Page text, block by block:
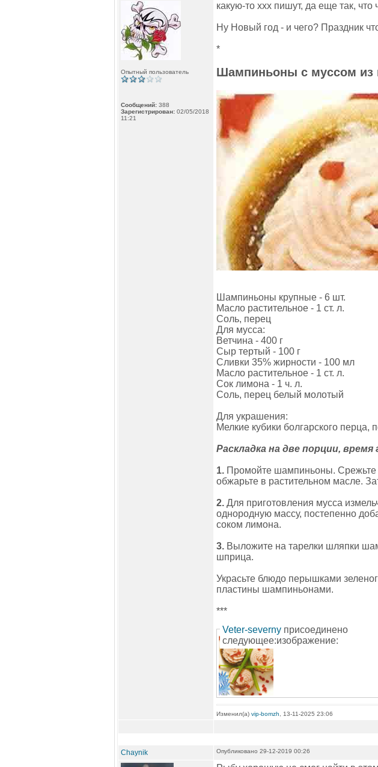
Опытный пользователь
Сообщений: 388
Зарегистрирован: 02/05/2018
11:21
какую-то ххх пишут, да еще так, что
Ну Новый год - и чего? Праздник
*
Шампиньоны с муссом из
Шампиньоны крупные - 6 шт.
Масло растительное - 1 ст. л.
Соль, перец
Для мусса:
Ветчина - 400 г
Сыр тертый - 100 г
Сливки 35% жирности - 100 мл
Масло растительное - 1 ст. л.
Сок лимона - 1 ч. л.
Соль, перец белый молотый
Для украшения:
Мелкие кубики болгарского
Раскладка на две порции,
1. Промойте шампиньоны. Срежьте
обжарьте в растительном масле.
2. Для приготовления мусса
однородную массу, постепенно
соком лимона.
3. Выложите на тарелки шляпки
шприца.
Украсьте блюдо перышками
пластины шампиньонами.
***
Veter-severny присоединено
следующее:изображение:
Изменил(а) vip-bomzh , 13-11-2025 23:06
Chaynik Опубликовано 29-12-2019 00:26